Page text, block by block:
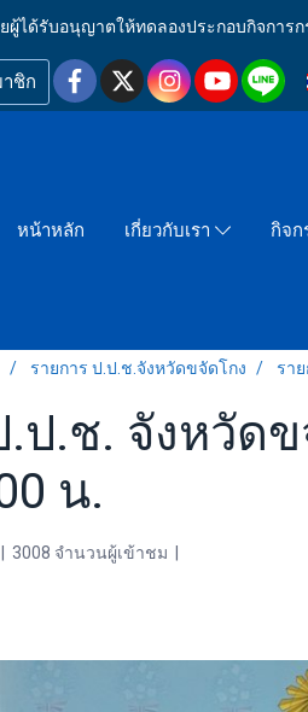
ผู้ได้รับอนุญาตให้ทดลองประกอบกิจการ
ชิก
หน้าหลัก เกี่ยวกับเรา กิจ
รายการ ป.ป.ช.จังหวัดขจัดโกง รา
.ป.ช. จังหวัด
น.
3008 จำนวนผู้เข้าชม